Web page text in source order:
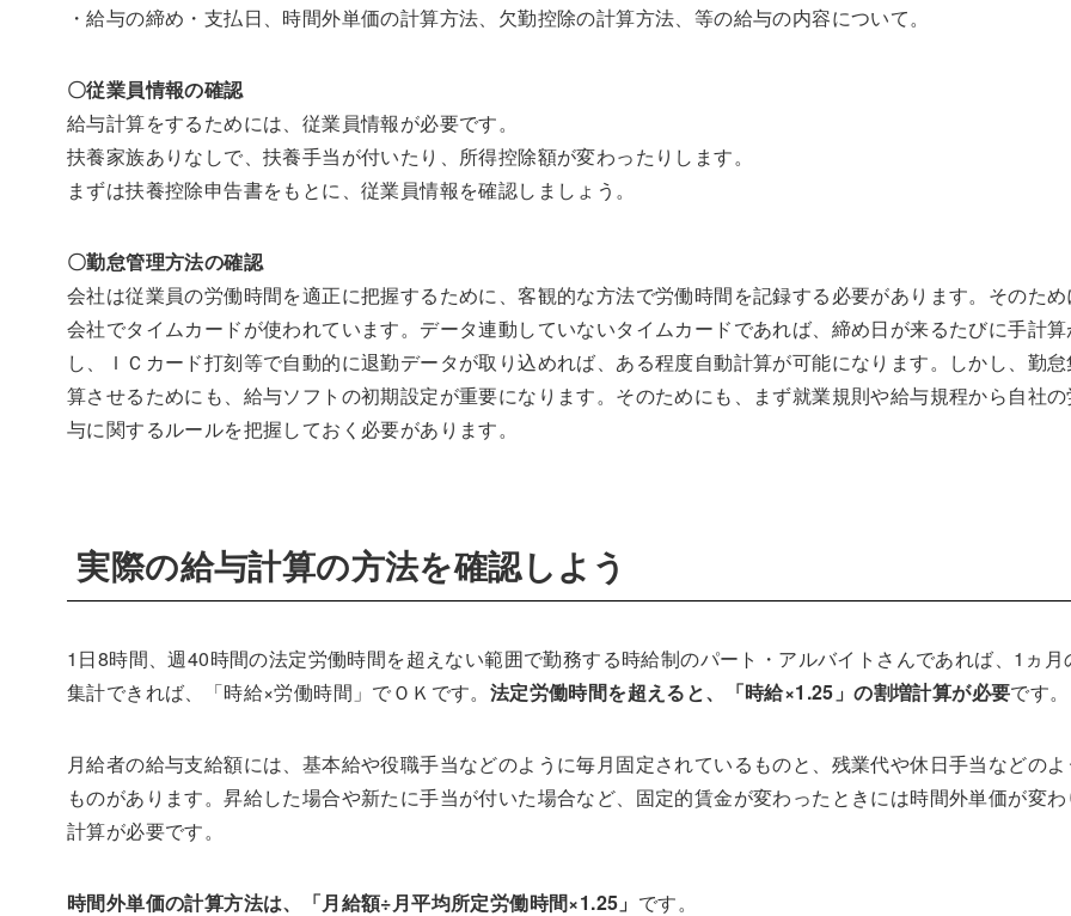
・給与の締め・支払日、時間外単価の計算方法、欠勤控除の計算方法、等の給与の内容について。
〇従業員情報の確認
給与計算をするためには、従業員情報が必要です。
扶養家族ありなしで、扶養手当が付いたり、所得控除額が変わったりします。
まずは扶養控除申告書をもとに、従業員情報を確認しましょう。
〇勤怠管理方法の確認
会社は従業員の労働時間を適正に把握するために、客観的な方法で労働時間を記録する必要があります。そのた
会社でタイムカードが使われています。データ連動していないタイムカードであれば、締め日が来るたびに手計
し、ＩＣカード打刻等で自動的に退勤データが取り込めれば、ある程度自動計算が可能になります。しかし、勤
算させるためにも、給与ソフトの初期設定が重要になります。そのためにも、まず就業規則や給与規程から自社
与に関するルールを把握しておく必要があります。
実際の給与計算の方法を確認しよう
1日8時間、週40時間の法定労働時間を超えない範囲で勤務する時給制のパート・アルバイトさんであれば、1ヵ
集計できれば、「時給×労働時間」でＯＫです。 法定労働時間を超えると、「時給×1.25」の割増計算が必要です。
月給者の給与支給額には、基本給や役職手当などのように毎月固定されているものと、残業代や休日手当などの
ものがあります。昇給した場合や新たに手当が付いた場合など、固定的賃金が変わったときには時間外単価が変
計算が必要です。
時間外単価の計算方法は、「月給額÷月平均所定労働時間×1.25」 です。